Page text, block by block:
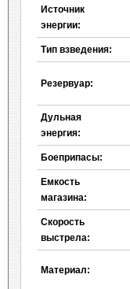
Источник
энергии:
Тип взведения:
Резервуар:
Дульная
энергия:
Боеприпасы:
Емкость
магазина:
Скорость
выстрела:
Материал: